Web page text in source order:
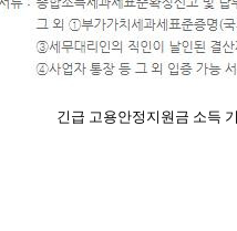
긴급 고용안정지원금 소득